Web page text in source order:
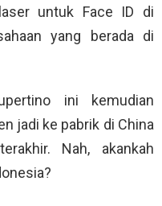
untuk Face ID di
yang berada di
ini kemudian
jadi ke pabrik di China
Nah, akankah